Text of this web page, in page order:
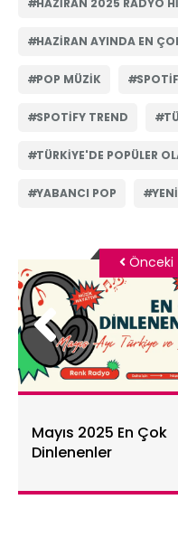
HAZIRAN 2025 RADYO
HAZIRAN AYINDA EN
POP MÜZIK
SPOTIFY TREND
TÜRKIYE'DE POPÜLER
YABANCI POP
Mayıs 2025 En Çok
Dinlenenler
Önceki